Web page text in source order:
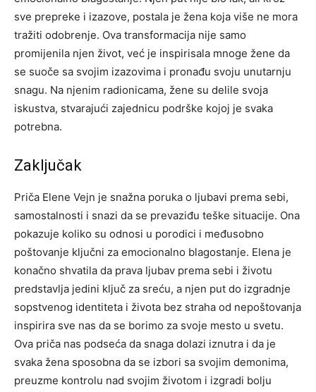
sve prepreke i izazove, postala je žena koja više ne mora
tražiti odobrenje. Ova transformacija nije samo
promijenila njen život, već je inspirisala mnoge žene da
se suoče sa svojim izazovima i pronađu svoju unutarnju
snagu. Na njenim radionicama, žene su delile svoja
iskustva, stvarajući zajednicu podrške kojoj je svaka
potrebna.
Zaključak
Priča Elene Vejn je snažna poruka o ljubavi prema sebi,
samostalnosti i snazi da se prevaziđu teške situacije. Ona
pokazuje koliko su odnosi u porodici i međusobno
poštovanje ključni za emocionalno blagostanje. Elena je
konačno shvatila da prava ljubav prema sebi i životu
predstavlja jedini ključ za sreću, a njen put do izgradnje
sopstvenog identiteta i života bez straha od nepoštovanja
inspirira sve nas da se borimo za svoje mesto u svetu.
Ova priča nas podseća da snaga dolazi iznutra i da je
svaka žena sposobna da se izbori sa svojim demonima,
preuzme kontrolu nad svojim životom i izgradi bolju